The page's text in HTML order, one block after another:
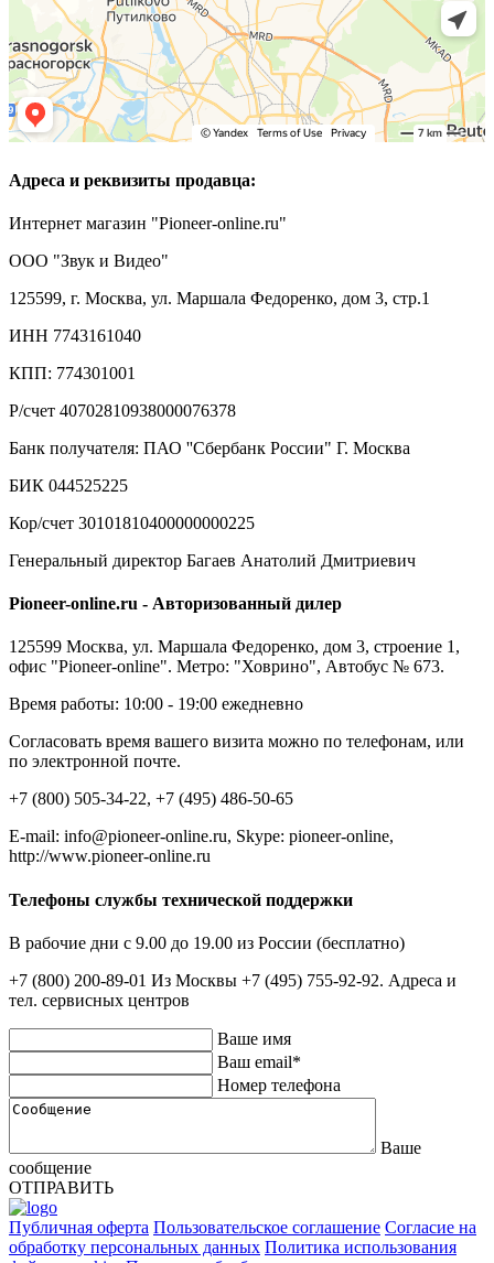
Адреса и реквизиты продавца:
Интернет магазин "Pioneer-online.ru"
ООО "Звук и Видео"
125599, г. Москва, ул. Маршала Федоренко, дом 3, стр.1
ИНН 7743161040
КПП: 774301001
Р/счет 40702810938000076378
Банк получателя: ПАО ''Сбербанк России" Г. Москва
БИК 044525225
Кор/счет 30101810400000000225
Генеральный директор Багаев Анатолий Дмитриевич
Pioneer-online.ru - Авторизованный дилер
125599 Москва, ул. Маршала Федоренко, дом 3, строение 1,
офис "Pioneer-online". Метро: "Ховрино", Автобус № 673.
Время работы: 10:00 - 19:00 ежедневно
Согласовать время вашего визита можно по телефонам, или
по электронной почте.
+7 (800) 505-34-22, +7 (495) 486-50-65
E-mail: info@pioneer-online.ru, Skype: pioneer-online,
http://www.pioneer-online.ru
Телефоны службы технической поддержки
В рабочие дни с 9.00 до 19.00 из России (бесплатно)
+7 (800) 200-89-01 Из Москвы +7 (495) 755-92-92. Адреса и
тел. сервисных центров
Ваше имя
Ваш email*
Номер телефона
Ваше
сообщение
ОТПРАВИТЬ
Публичная оферта Пользовательское соглашение Согласие на
обработку персональных данных Политика использования